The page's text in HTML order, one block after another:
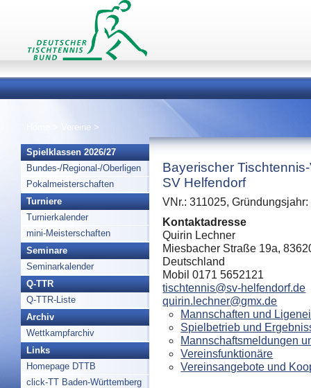
Vereine >
Spielklassen 2026/27
Bundes-/Regional-/Oberligen
Pokalmeisterschaften
Turniere
Turnierkalender
mini-Meisterschaften
Seminare
Seminarkalender
Q-TTR
Q-TTR-Liste
Archiv
Wettkampfarchiv
Links
Homepage DTTB
click-TT Baden-Württemberg
Bayerischer
SV Helfendorf
VNr.: 311025,
Kontaktadresse
Quirin Lechner
Miesbacher Straße 19a,
Deutschland
Mobil 0171 5652121
tischtennis@sv-helfendorf.de
quirin.lechner@gmx.de
Mannschaften und
Spielbetrieb und
Mannschaftsmeldungen
Vereinsfunktionäre
Vereinsangebote und